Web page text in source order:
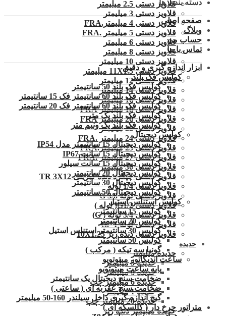
قلاویز دستی 2.5 میلیمتر
قلاویز دستی 3 میلیمتر
قلاویز دستی 4 میلیمتر.FRA
قلاویز دستی 5 میلیمتر .FRA
قلاویز دستی 6 میلیمتر
قلاویز دستی 8 میلیمتر
قلاویز دستی 10 میلیمتر
قلاویز دستی 11X1.5 میلیمتر
قلاویز دستی 12 میلیمتر
قلاویز دستی 14 میلیمتر
قلاویز دستی 16 میلیمتر
قلاویز دستی 18 میلیمتر FRA
قلاویز دستی 20 میلیمتر FRA
قلاویز دستی 22 میلیمتر
قلاویز دستی 24 میلیمتر .FRA
قلاویز دستی 25 میلیمتر.FRA
قلاویز دستی 27 میلیمتر .FRA
قلاویز دستی 30 میلیمتر
قلاویز دستی چپگرد دنده کبریتی TR 3X12
قلاویز دستی 1/4 لوله
قلاویز دستی لوله G 3/8
قلاویز دستی G1/2( لوله )
قلاویز دستی 3/4 لوله ( G)
قلاویز دستی لوله 1″.G
قلاویز دستی دنده ریز 10X1.25
حدیده
حدیده میلیمتر
حدیده 5 میلیمتر
حدیده 6 میلیمتر
حدیده 6 میلیمتر چپ
حدیده 1 میلیمتر
حدیده 20 میلیمتر چپ
حدیده میلیمتر دنده ریز
دسته بندی ها
صفحه اصلی
وبلاگ
حساب من
تماس با ما
ابزار اندازه گیری و دقیق
کولیس فک بلند
کولیس فک بلند 50 سانتیمتر
کولیس فک بلند 60 سانتیمتر فک 15 سانتیمتر
کولیس فک بلند 60 سانتیمتر فک 20 سانتیمتر
کولیس فک بلند یک متر
کولیس فک بلند یک ونیم متر
کولیس دیجیتال
کولیس دیجیتال 15 سانتیمتر مدل IP54
کولیس دیجیتال 15 سانت IP67
کولیس دیجیتال 15 سانت سیلور
کولیس دیجیتال 20 سانتیمتر
کولیس دیجیتال 30 سانتیمتر
کولیس دیجیتال 50 سانتیمتر
کولیس استنلس استیل
کولیس 15 سانتیمتر
کولیس 20 سانتیمتر
کولیس 30 سانتیمتر استنلس استیل
کولیس 50 سانتیمتر
گونیا سه تیکه ( مرکب )
ساعت اندیکاتور میتوتویو
پایه ساعت میتوتویو
ضخامت سنج دیجیتال یک سانتیمتر
ضخامت سنج عقربه ای ( ساعتی )
گیج اندازه گیری داخل سیلندر 160-50 میلیمتر
متراتور چرخ دار ( کالسکه ای )